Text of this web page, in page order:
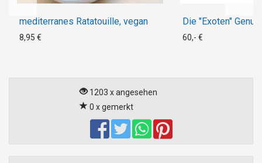
mediterranes Ratatouille, vegan
8,95 €
Die "Exoten"
60,- €
1203 x angesehen
0 x gemerkt